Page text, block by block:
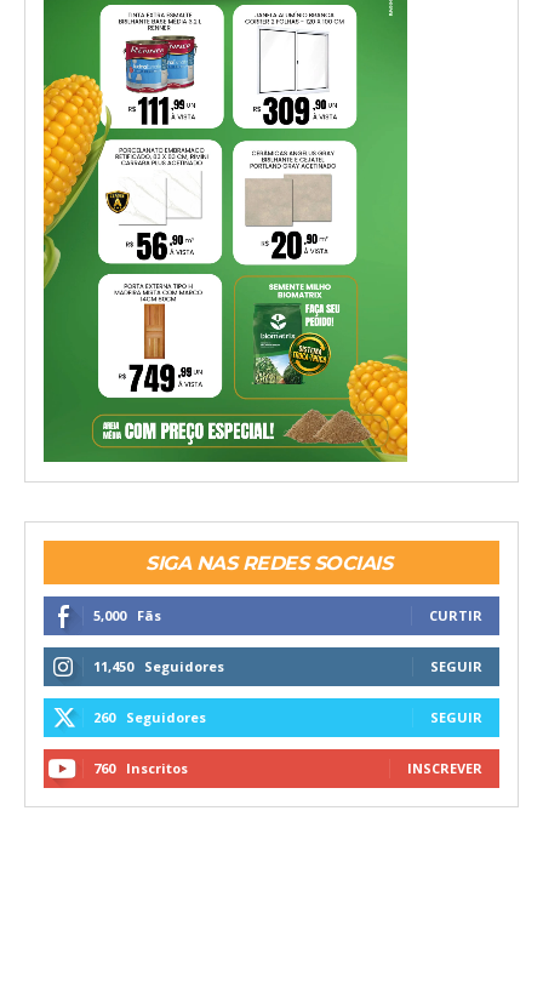
SIGA NAS REDES SOCIAIS
5,000 Fãs CURTIR
11,450 Seguidores SEGUIR
260 Seguidores SEGUIR
760 Inscritos INSCREVER